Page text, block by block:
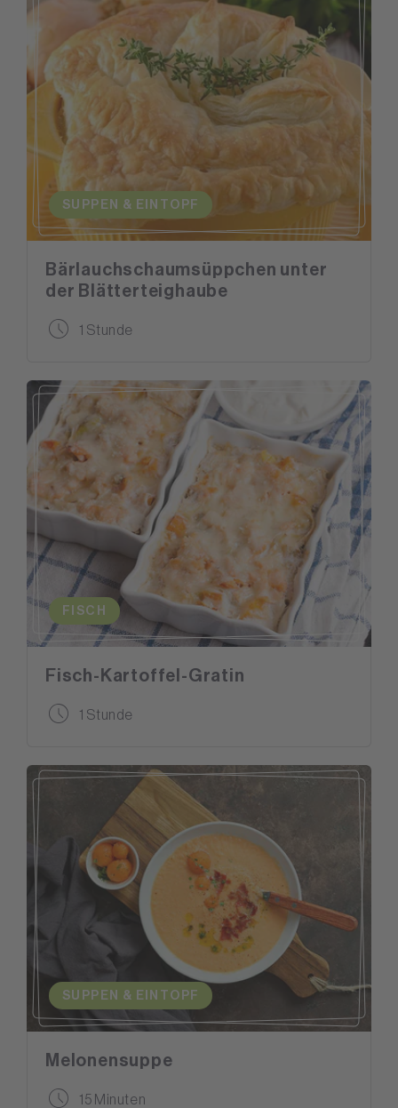
SUPPEN & EINTOPF
Bärlauchschaumsüppchen unter
der Blätterteighaube
1 Stunde
FISCH
Fisch-Kartoffel-Gratin
1 Stunde
SUPPEN & EINTOPF
Melonensuppe
15 Minuten